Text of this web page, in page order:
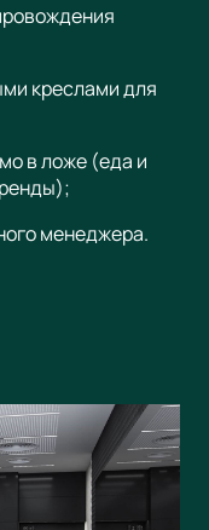
креслами для
в ложе (еда и
менеджера.